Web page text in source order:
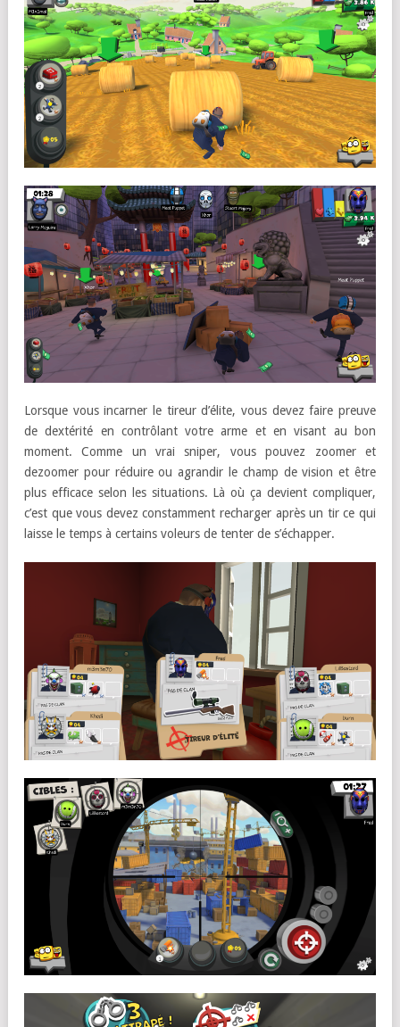
Lorsque vous incarner le tireur d’élite, vous devez faire preuve
de dextérité en contrôlant votre arme et en visant au bon
moment. Comme un vrai sniper, vous pouvez zoomer et
dezoomer pour réduire ou agrandir le champ de vision et être
plus efficace selon les situations. Là où ça devient compliquer,
c’est que vous devez constamment recharger après un tir ce qui
laisse le temps à certains voleurs de tenter de s’échapper.